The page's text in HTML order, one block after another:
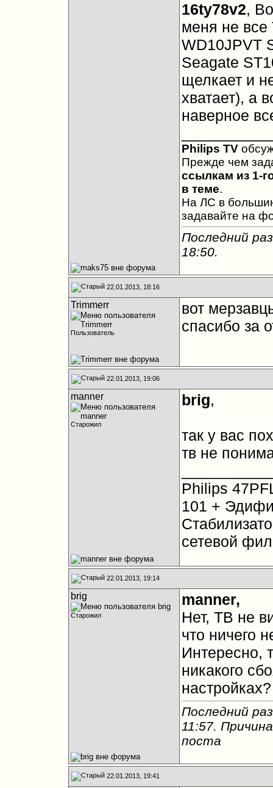
16ty78v2,
меня не все
WD10JPVT
Seagate
щелкает и
хватает), а
наверное
Philips TV
Прежде чем
ссылкам из 1-
в теме.
На ЛС в
задавайте на
Последний
18:50.
22.01.2013, 18:16
Trimmerr
Пользователь
вот
спасибо за
22.01.2013, 19:06
manner
Старожил
brig,
так у вас
тв не
Philips
101 +
сетевой
22.01.2013, 19:14
brig
Старожил
manner,
Нет, ТВ не
что ничего
Интересно,
никакого
настройках?
Последний
11:57.
поста
22.01.2013, 19:41